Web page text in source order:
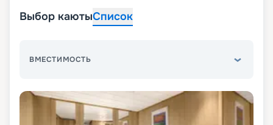
Выбор каютыСписок
ВМЕСТИМОСТЬ